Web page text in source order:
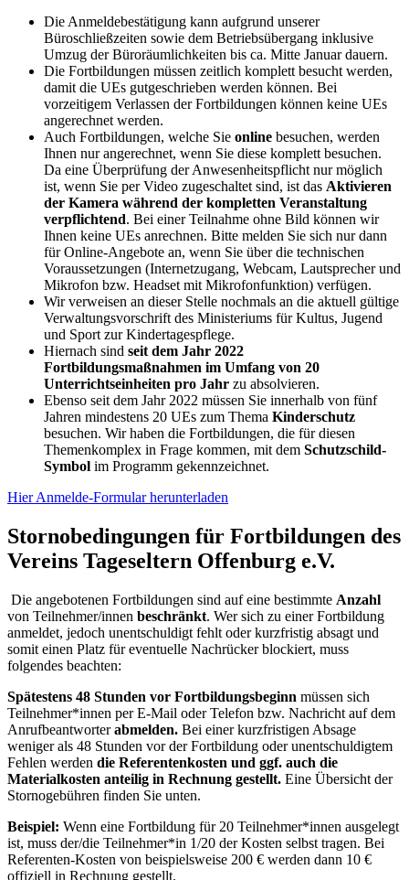
Die Anmeldebestätigung kann aufgrund unserer
Büroschließzeiten sowie dem Betriebsübergang inklusive
Umzug der Büroräumlichkeiten bis ca. Mitte Januar dauern.
Die Fortbildungen müssen zeitlich komplett besucht werden,
damit die UEs gutgeschrieben werden können. Bei
vorzeitigem Verlassen der Fortbildungen können keine UEs
angerechnet werden.
Auch Fortbildungen, welche Sie online besuchen, werden
Ihnen nur angerechnet, wenn Sie diese komplett besuchen.
Da eine Überprüfung der Anwesenheitspflicht nur möglich
ist, wenn Sie per Video zugeschaltet sind, ist das Aktivieren
der Kamera während der kompletten Veranstaltung
verpflichtend. Bei einer Teilnahme ohne Bild können wir
Ihnen keine UEs anrechnen. Bitte melden Sie sich nur dann
für Online-Angebote an, wenn Sie über die technischen
Voraussetzungen (Internetzugang, Webcam, Lautsprecher und
Mikrofon bzw. Headset mit Mikrofonfunktion) verfügen.
Wir verweisen an dieser Stelle nochmals an die aktuell gültige
Verwaltungsvorschrift des Ministeriums für Kultus, Jugend
und Sport zur Kindertagespflege.
Hiernach sind seit dem Jahr 2022
Fortbildungsmaßnahmen im Umfang von 20
Unterrichtseinheiten pro Jahr zu absolvieren.
Ebenso seit dem Jahr 2022 müssen Sie innerhalb von fünf
Jahren mindestens 20 UEs zum Thema Kinderschutz
besuchen. Wir haben die Fortbildungen, die für diesen
Themenkomplex in Frage kommen, mit dem Schutzschild-
Symbol im Programm gekennzeichnet.
Hier Anmelde-Formular herunterladen
Stornobedingungen für Fortbildungen des
Vereins Tageseltern Offenburg e.V.
Die angebotenen Fortbildungen sind auf eine bestimmte Anzahl
von Teilnehmer/innen beschränkt. Wer sich zu einer Fortbildung
anmeldet, jedoch unentschuldigt fehlt oder kurzfristig absagt und
somit einen Platz für eventuelle Nachrücker blockiert, muss
folgendes beachten:
Spätestens 48 Stunden vor Fortbildungsbeginn müssen sich
Teilnehmer*innen per E-Mail oder Telefon bzw. Nachricht auf dem
Anrufbeantworterabmelden. Bei einer kurzfristigen Absage
weniger als 48 Stunden vor der Fortbildung oder unentschuldigtem
Fehlen werden die Referentenkosten und ggf. auch die
Materialkosten anteilig in Rechnung gestellt. Eine Übersicht der
Stornogebühren finden Sie unten.
Beispiel: Wenn eine Fortbildung für 20 Teilnehmer*innen ausgelegt
ist, muss der/die Teilnehmer*in 1/20 der Kosten selbst tragen. Bei
Referenten-Kosten von beispielsweise 200 € werden dann 10 €
offiziell in Rechnung gestellt.